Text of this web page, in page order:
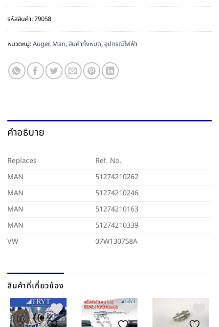
รหัสสินค้า:79058
หมวดหมู่:Auger, Man,สินค้าทั้งหมด,อุปกรณ์ไฟฟ้า
คำอธิบาย
Replaces
Ref. No.
MAN
51274210262
MAN
51274210246
MAN
51274210163
MAN
51274210339
VW
07W130758A
สินค้าที่เกี่ยวข้อง